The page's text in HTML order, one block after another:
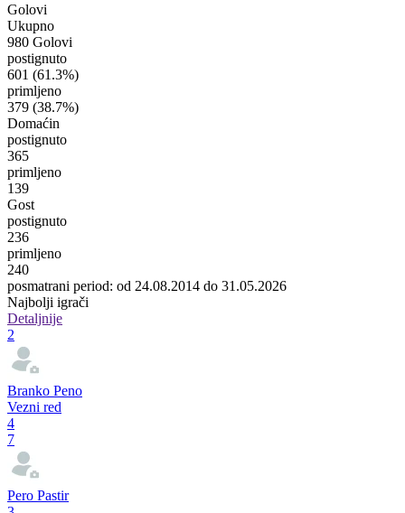
Golovi
Ukupno
980 Golovi
postignuto
601 (61.3%)
primljeno
379 (38.7%)
Domaćin
postignuto
365
primljeno
139
Gost
postignuto
236
primljeno
240
posmatrani period: od 24.08.2014 do 31.05.2026
Najbolji igrači
Detaljnije
2
Branko Peno
Vezni red
4
7
Pero Pastir